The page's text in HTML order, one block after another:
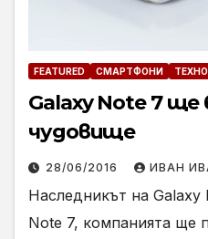
FEATURED СМАРТФОНИ
Galaxy Note 7
чудовище
28/06/2016 ИВАН
Наследникът на
Note 7, компанията ще